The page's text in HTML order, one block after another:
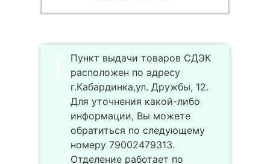
Пункт выдачи товаров СДЭК
расположен по адресу
г.Кабардинка,ул. Дружбы, 12.
Для уточнения какой-либо
информации, Вы можете
обратиться по следующему
номеру 79002479313.
Отделение работает по